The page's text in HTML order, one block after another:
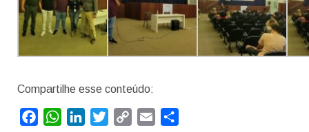
Compartilhe esse conteúdo:
FacebookWhatsAppLinkedInTwitterCopy
Email